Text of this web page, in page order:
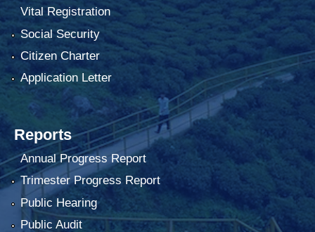
Vital Registration
Social Security
Citizen Charter
Application Letter
Reports
Annual Progress Report
Trimester Progress Report
Public Hearing
Public Audit